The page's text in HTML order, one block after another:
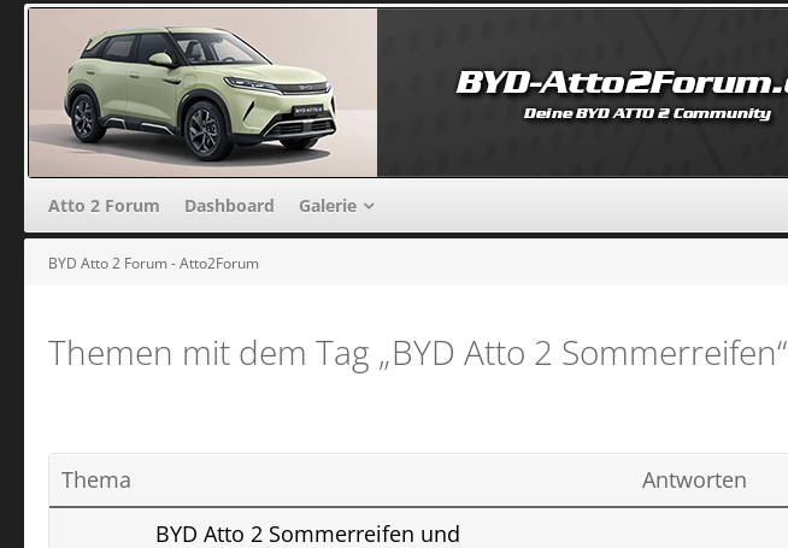
Atto 2 Forum Dashboard Galerie
BYD Atto 2 Forum - Atto2Forum
Themen mit dem Tag „BYD Atto 2 Sommerreifen“
Thema Antworten
BYD Atto 2 Sommerreifen und